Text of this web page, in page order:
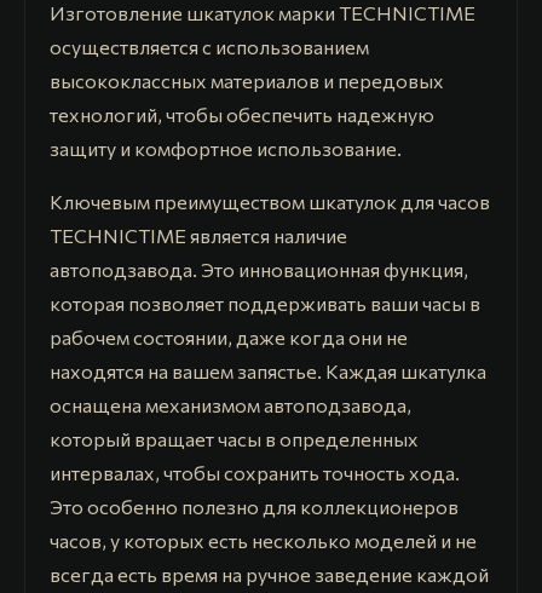
Изготовление шкатулок марки TECHNICTIME
осуществляется с использованием
высококлассных материалов и передовых
технологий, чтобы обеспечить надежную
защиту и комфортное использование.
Ключевым преимуществом шкатулок для часов
TECHNICTIME является наличие
автоподзавода. Это инновационная функция,
которая позволяет поддерживать ваши часы в
рабочем состоянии, даже когда они не
находятся на вашем запястье. Каждая шкатулка
оснащена механизмом автоподзавода,
который вращает часы в определенных
интервалах, чтобы сохранить точность хода.
Это особенно полезно для коллекционеров
часов, у которых есть несколько моделей и не
всегда есть время на ручное заведение каждой